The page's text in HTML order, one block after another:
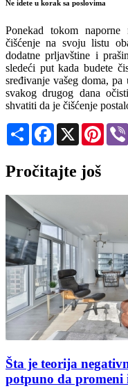
Ne idete u korak sa poslovima
Ponekad tokom
čišćenje na svoju listu
dodatne prljavštine i
sledeći put kada budete
sređivanje vašeg doma,
svakog drugog dana
shvatiti da je čišćenje
Share Facebook
X
Pročitajte još
Šta je teorija
potpuno da promeni